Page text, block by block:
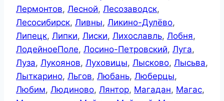
Лермонтов, Лесной, Лесозаводск,
Лесосибирск, Ливны, Ликино-Дулёво,
Липецк, Липки, Лиски, Лихославль, Лобня,
ЛодейноеПоле, Лосино-Петровский, Луга,
Луза, Лукоянов, Луховицы, Лысково, Лысьва,
Лыткарино, Льгов, Любань, Люберцы,
Любим, Людиново, Лянтор, Магадан, Магас,